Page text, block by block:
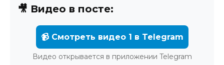
🎥 Видео в посте:
📹 Смотреть видео 1 в Telegram
Видео открывается в приложении Telegram